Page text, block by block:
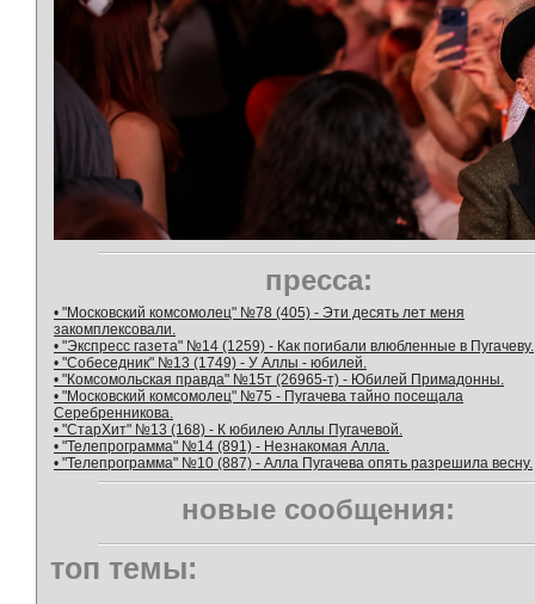
пресса:
• "Московский комсомолец" №78 (405) - Эти десять лет меня
закомплексовали.
• "Экспресс газета" №14 (1259) - Как погибали влюбленные в Пугачеву.
• "Собеседник" №13 (1749) - У Аллы - юбилей.
• "Комсомольская правда" №15т (26965-т) - Юбилей Примадонны.
• "Московский комсомолец" №75 - Пугачева тайно посещала
Серебренникова.
• "СтарХит" №13 (168) - К юбилею Аллы Пугачевой.
• "Телепрограмма" №14 (891) - Незнакомая Алла.
• "Телепрограмма" №10 (887) - Алла Пугачева опять разрешила весну.
новые сообщения:
топ темы: